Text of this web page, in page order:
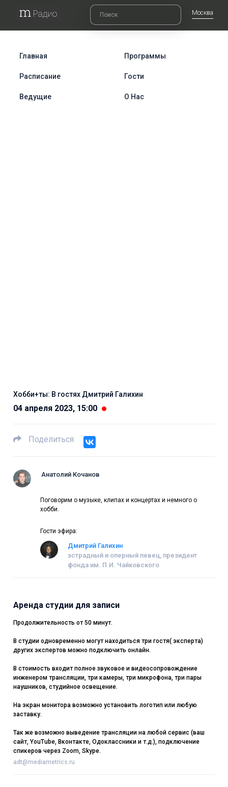
Москва
Главная Программы
Расписание Гости
Ведущие О Нас
Хобби+ты: В гостях Дмитрий Галихин
04 апреля 2023, 15:00
Поделиться
Анатолий Кочанов
Поговорим о музыке, клипах и концертах и немного о
хобби.
Гости эфира:
Дмитрий Галихин
эстрадный и оперный певец, президент
фонда им. П.И. Чайковского
Аренда студии для записи
Продолжительность от 50 минут.
В студии одновременно могут находиться три гостя( эксперта)
других экспертов можно подключить онлайн.
В стоимость входит полное звуковое и видеосопровождение
инженером трансляции, три камеры, три микрофона, три пары
наушников, студийное освещение.
На экран монитора возможно установить логотип или любую
заставку.
Так же возможно выведение трансляции на любой сервис (ваш
сайт, YouTube, Вконтакте, Одоклассники и т.д.), подключение
спикеров через Zoom, Skype.
adt@mediametrics.ru